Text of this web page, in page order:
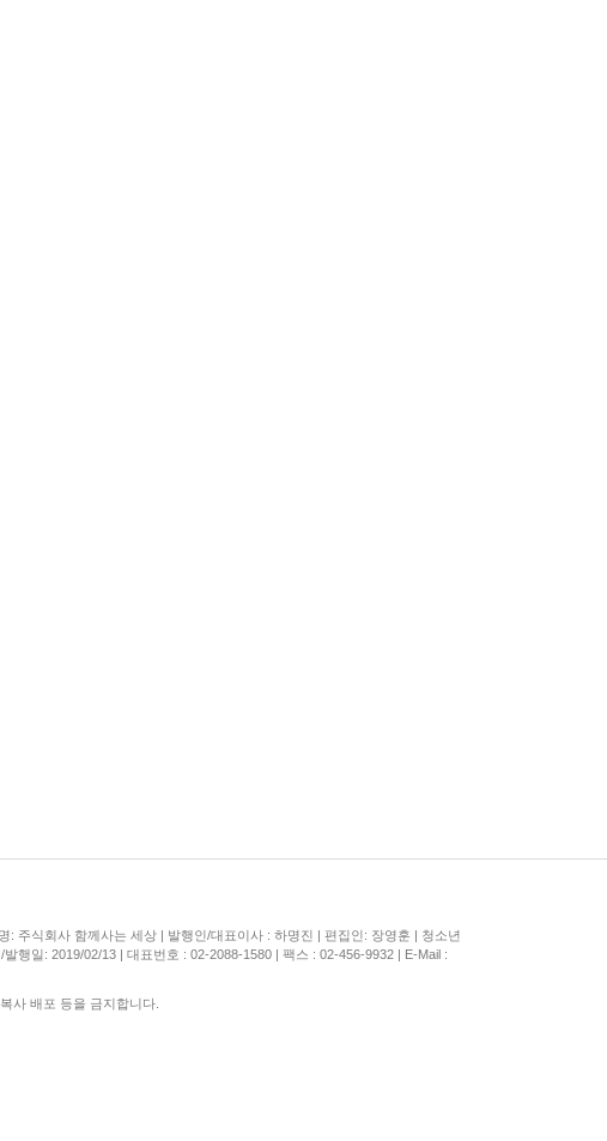
주식회사 함께사는 세상 | 발행인/대표이사 : 하명진 | 편집인: 장영훈 | 청소년
행일: 2019/02/13 | 대표번호 : 02-2088-1580 | 팩스 : 02-456-9932 | E-Mail :
사 배포 등을 금지합니다.